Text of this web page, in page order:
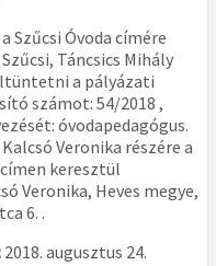
Óvoda címére
Táncsics Mihály
a pályázati
számot: 54/2018 ,
óvodapedagógus.
Veronika részére a
keresztül
Veronika, Heves megye,
6. .
2018. augusztus 24.